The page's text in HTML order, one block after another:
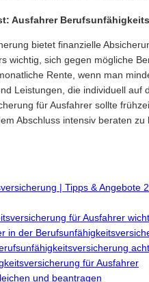
Ausfahrer
bietet finanzielle
wichtig, sich gegen mögliche
Rente, wenn man
Leistungen, die individuell
für Ausfahrer sollte
Abschluss intensiv beraten
| Tipps & Angebote
für Ausfahrer
in der
für Ausfahrer
und beantragen